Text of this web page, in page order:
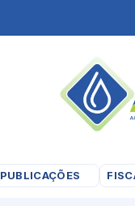
PUBLICAÇÕES